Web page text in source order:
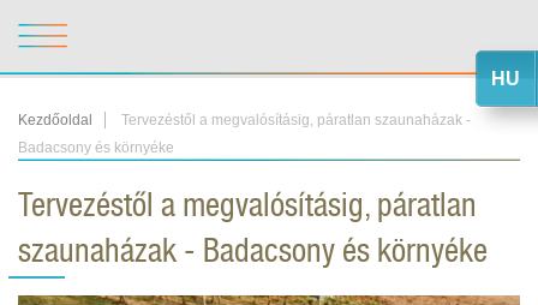
Kezdőoldal
Tervezéstől a megvalósításig, páratlan szaunaházak -
Badacsony és környéke
Tervezéstől a megvalósításig, páratlan
szaunaházak - Badacsony és környéke
HU